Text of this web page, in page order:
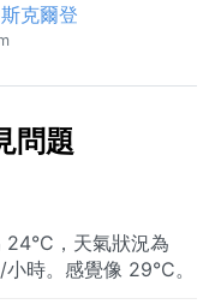
克爾登
問題
，天氣狀況為
時。感覺像 29°C。